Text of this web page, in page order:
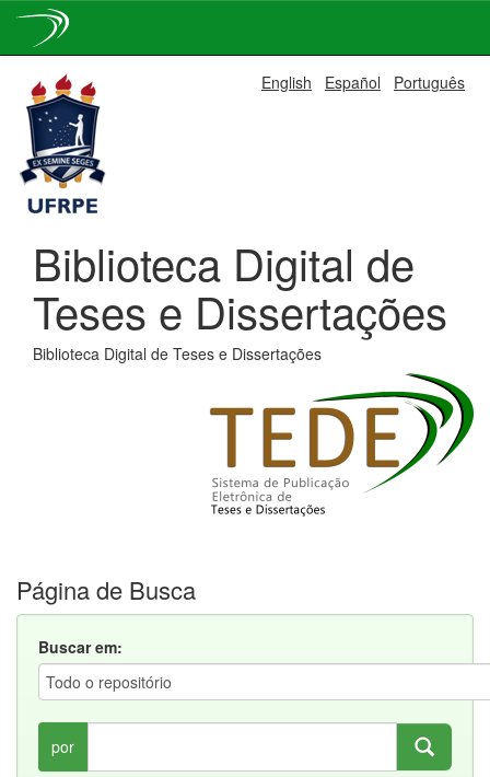
navigation
English Español Português
Biblioteca Digital de
Teses e Dissertações
Biblioteca Digital de Teses e Dissertações
Página de Busca
Buscar em:
por